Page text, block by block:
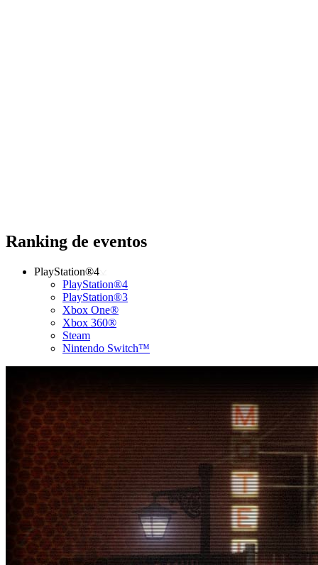
Ranking de eventos
PlayStation®4
PlayStation®4
PlayStation®3
Xbox One®
Xbox 360®
Steam
Nintendo Switch™